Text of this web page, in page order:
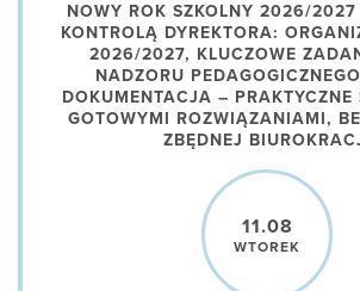
NOWY ROK SZKOLNY 2026/
KONTROLĄ DYREKTORA:
2026/2027, KLUCZOWE
NADZORU
DOKUMENTACJA – PRAKTYCZNE
GOTOWYMI ROZWIĄZANIAMI,
ZBĘDNEJ
11.08
WTOREK